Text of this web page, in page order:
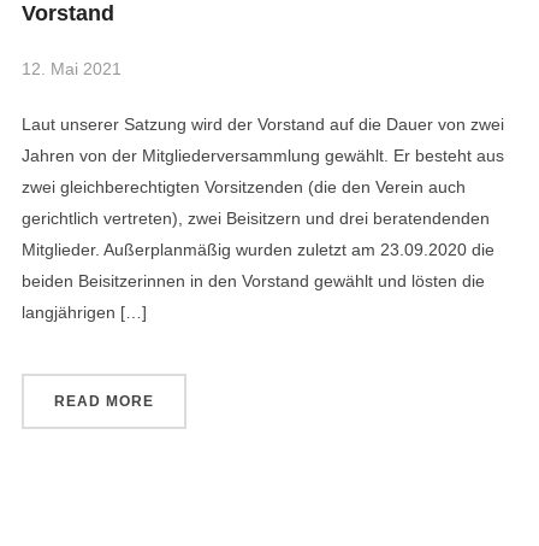
Vorstand
12. Mai 2021
Laut unserer Satzung wird der Vorstand auf die Dauer von zwei
Jahren von der Mitgliederversammlung gewählt. Er besteht aus
zwei gleichberechtigten Vorsitzenden (die den Verein auch
gerichtlich vertreten), zwei Beisitzern und drei beratendenden
Mitglieder. Außerplanmäßig wurden zuletzt am 23.09.2020 die
beiden Beisitzerinnen in den Vorstand gewählt und lösten die
langjährigen […]
READ MORE